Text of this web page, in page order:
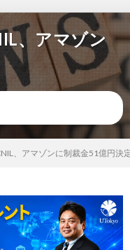
、アマゾン
、アマゾンに制裁金51億円決